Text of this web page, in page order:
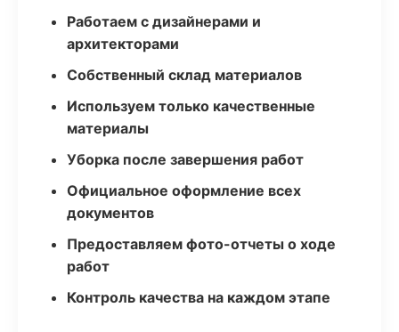
Работаем с дизайнерами и
архитекторами
Собственный склад материалов
Используем только качественные
материалы
Уборка после завершения работ
Официальное оформление всех
документов
Предоставляем фото-отчеты о ходе
работ
Контроль качества на каждом этапе